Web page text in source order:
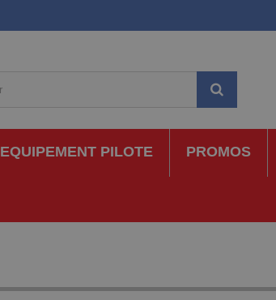
EQUIPEMENT PILOTE PROMOS